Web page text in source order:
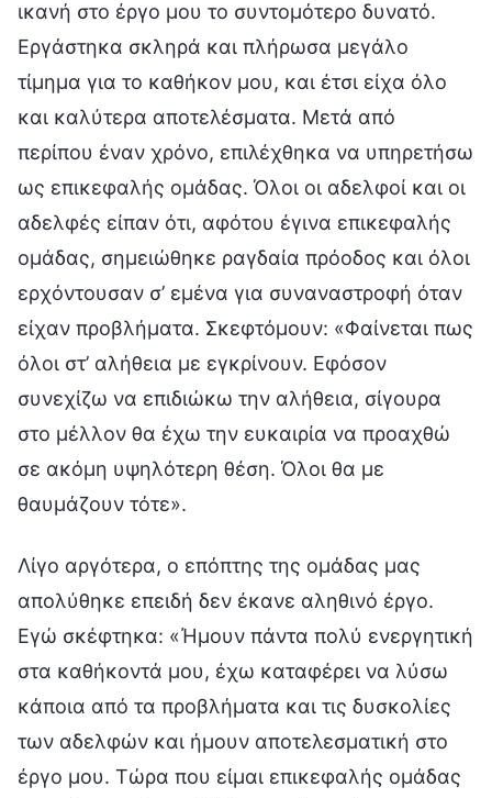
ικανή στο έργο μου το συντομότερο δυνατό.
Εργάστηκα σκληρά και πλήρωσα μεγάλο
τίμημα για το καθήκον μου, και έτσι είχα όλο
και καλύτερα αποτελέσματα. Μετά από
περίπου έναν χρόνο, επιλέχθηκα να υπηρετήσω
ως επικεφαλής ομάδας. Όλοι οι αδελφοί και οι
αδελφές είπαν ότι, αφότου έγινα επικεφαλής
ομάδας, σημειώθηκε ραγδαία πρόοδος και όλοι
ερχόντουσαν σ’ εμένα για συναναστροφή όταν
είχαν προβλήματα. Σκεφτόμουν: «Φαίνεται πως
όλοι στ’ αλήθεια με εγκρίνουν. Εφόσον
συνεχίζω να επιδιώκω την αλήθεια, σίγουρα
στο μέλλον θα έχω την ευκαιρία να προαχθώ
σε ακόμη υψηλότερη θέση. Όλοι θα με
θαυμάζουν τότε».
Λίγο αργότερα, ο επόπτης της ομάδας μας
απολύθηκε επειδή δεν έκανε αληθινό έργο.
Εγώ σκέφτηκα: «Ήμουν πάντα πολύ ενεργητική
στα καθήκοντά μου, έχω καταφέρει να λύσω
κάποια από τα προβλήματα και τις δυσκολίες
των αδελφών και ήμουν αποτελεσματική στο
έργο μου. Τώρα που είμαι επικεφαλής ομάδας